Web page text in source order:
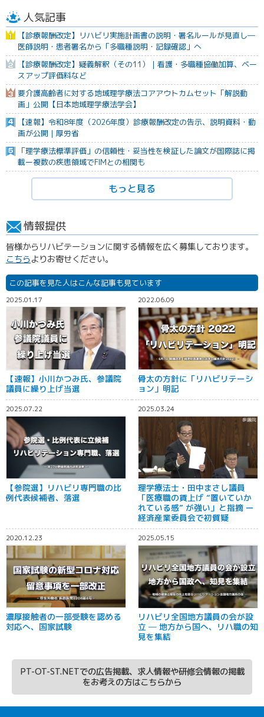
人気記事
【診療報酬改定】リハビリ実施計画書の説明・署名ルールが見直し―
医師説明・患者署名から「多職種説明・記録確認」へ
【診療報酬改定】疑義解釈（その11）｜看護・多職種協働加算、ベー
スアップ評価料など
要介護高齢者に対する地域理学療法コアアウトカムセット「解説動
画」公開【日本地域理学療法学会】
【速報】令和8年度（2026年度）診療報酬改定の告示、説明資料・動
画が公開｜厚労省
「理学療法標準評価」の信頼性・妥当性を検証した論文が国際誌に掲
載ー複数の疾患領域でFIMとの相関も
もっと見る
情報提供
皆様からリハビテーションに関する情報を広く募集しております。
こちらよりお寄せください。
この記事を見た人はこんな記事も見ています
2025.01.17
【速報】小川かつみ氏、参議院
議員に繰り上げ当選
2022.06.09
骨太の方針に「リハビリテーシ
ョン」明記
2025.07.22
【参院選】リハビリ専門職の比
例代表候補者、落選
2025.03.24
理学療法士・田中まさし議員
「医療職の賃上げ “置いていか
れている感” が強い」と指摘 ー
経済産業委員会で初質疑
2020.12.23
濃厚接触者の一部受験を認める
対応へ、国家試験
2025.05.15
リハビリ全国地方議員の会が設
立 ─ 地方から国へ、リハ職の知
見を集結
PT-OT-ST.NETでの広告掲載、求人情報や研修会情報の掲載
をお考えの方はこちらから